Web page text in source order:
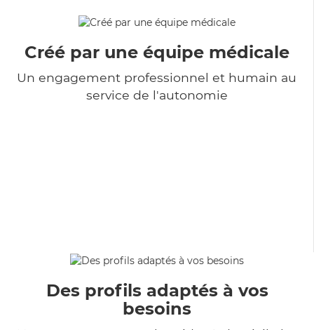
Créé par une équipe médicale
Un engagement professionnel et humain au
service de l'autonomie
Des profils adaptés à vos
besoins